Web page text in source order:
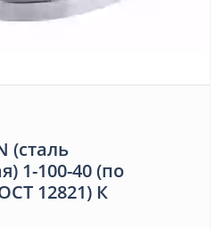
(сталь
1-100-40 (по
12821) К